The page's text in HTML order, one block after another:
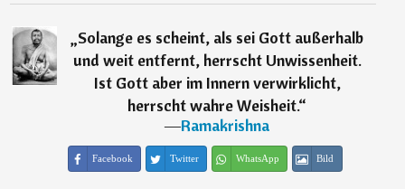
„Solange es scheint, als sei Gott außerhalb
und weit entfernt, herrscht Unwissenheit.
Ist Gott aber im Innern verwirklicht,
herrscht wahre Weisheit.“
―Ramakrishna
Facebook Twitter WhatsApp Bild